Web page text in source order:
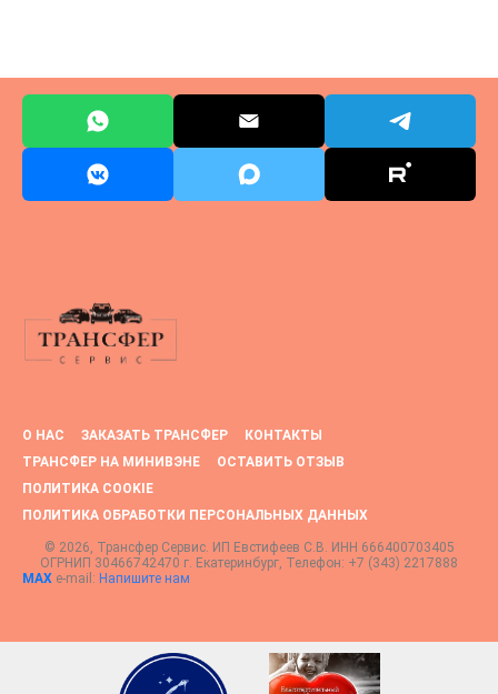
О НАС ЗАКАЗАТЬ ТРАНСФЕР
КОНТАКТЫ
ТРАНСФЕР НА МИНИВЭНЕ
ОСТАВИТЬ ОТЗЫВ
ПОЛИТИКА COOKIE
ПОЛИТИКА ОБРАБОТКИ ПЕРСОНАЛЬНЫХ ДАННЫХ
© 2026, Трансфер Сервис. ИП Евстифеев С.В. ИНН 666400703405
ОГРНИП 30466742470 г. Екатеринбург, Телефон: +7 (343) 2217888
MAX e-mail: Напишите нам